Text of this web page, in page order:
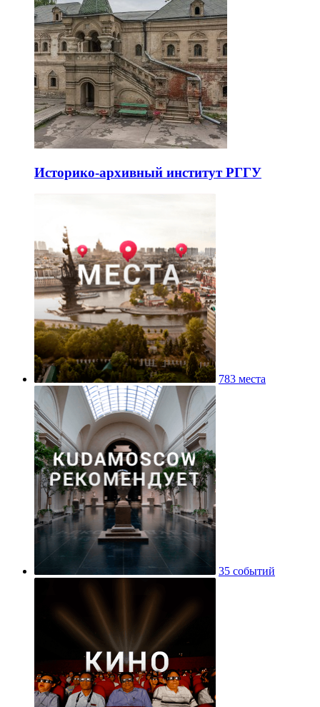
Историко-архивный институт РГГУ
783 места
35 событий